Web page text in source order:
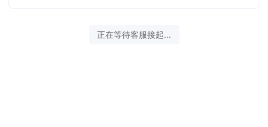
正在等待客服接起...